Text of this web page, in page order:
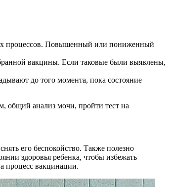
процессов. Повышенный или пониженный
вакцины. Если таковые были выявлены,
до того момента, пока состояние
общий анализ мочи, пройти тест на
его беспокойство. Также полезно
здоровья ребенка, чтобы избежать
процесс вакцинации.